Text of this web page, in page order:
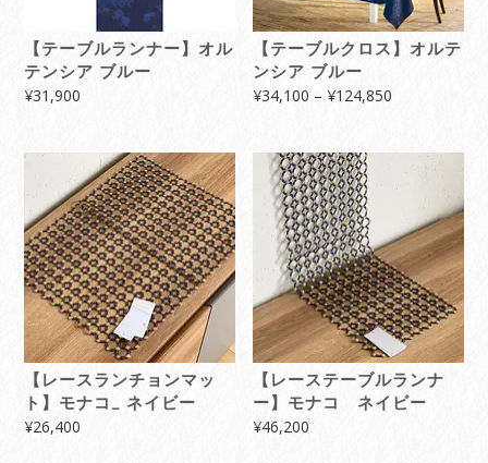
【テーブルランナー】オル
テンシア ブルー
¥31,900
【テーブルクロス】オルテ
ンシア ブルー
¥34,100 –¥124,850
¥34,100
–
¥124,850
【レースランチョンマッ
ト】モナコ_ ネイビー
¥26,400
【レーステーブルランナ
ー】モナコ ネイビー
¥46,200